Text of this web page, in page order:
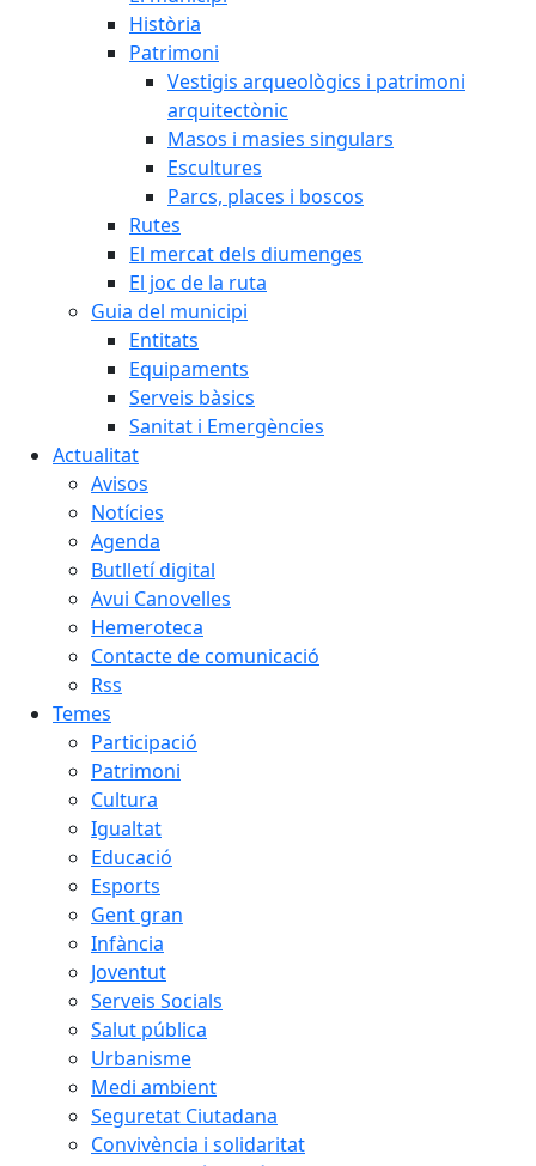
Història
Patrimoni
Vestigis arqueològics i patrimoni
arquitectònic
Masos i masies singulars
Escultures
Parcs, places i boscos
Rutes
El mercat dels diumenges
El joc de la ruta
Guia del municipi
Entitats
Equipaments
Serveis bàsics
Sanitat i Emergències
Actualitat
Avisos
Notícies
Agenda
Butlletí digital
Avui Canovelles
Hemeroteca
Contacte de comunicació
Rss
Temes
Participació
Patrimoni
Cultura
Igualtat
Educació
Esports
Gent gran
Infància
Joventut
Serveis Socials
Salut pública
Urbanisme
Medi ambient
Seguretat Ciutadana
Convivència i solidaritat